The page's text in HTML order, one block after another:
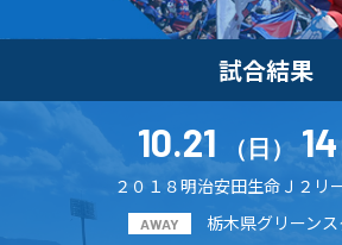
試合結果
10.21 （日）
２０１８明治安田生命Ｊ２リ
AWAY 栃木県グリーン